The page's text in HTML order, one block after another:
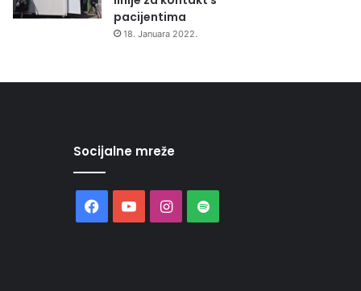
pacijentima
18. Januara 2022.
Socijalne mreže
FacebookYouTubeInstagram
Spotify